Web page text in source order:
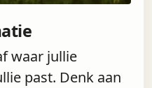
waar jullie
past. Denk aan